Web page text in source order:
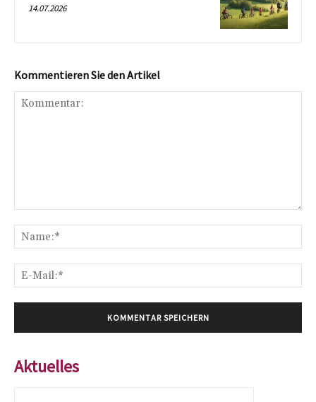
14.07.2026
Kommentieren Sie den Artikel
Aktuelles